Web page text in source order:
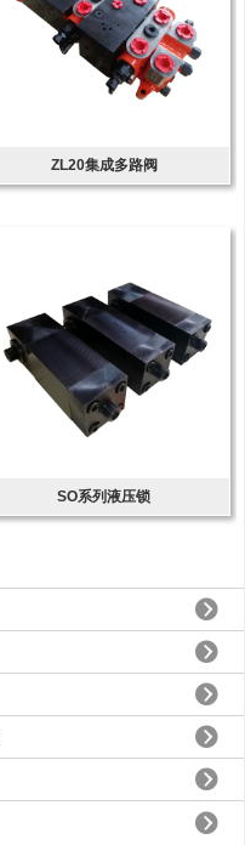
ZL20集成多路阀
SO系列液压锁